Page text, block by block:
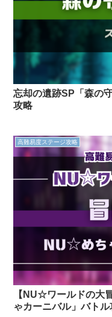
忘却の遺跡SP「森の
攻略
高難易度ステージ攻略
【NU☆ワールドの大
ゃカーニバル」バトル